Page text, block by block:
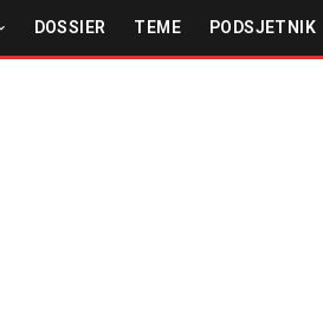
DOSSIER TEME PODSJETNIK